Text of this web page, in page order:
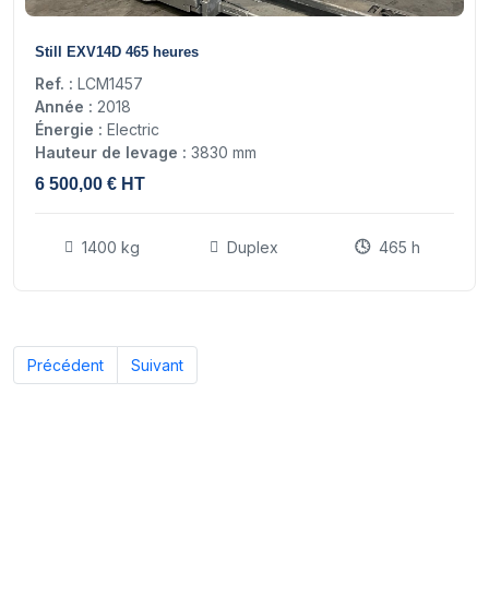
Still EXV14D 465 heures
Ref. : LCM1457
Année : 2018
Énergie : Electric
Hauteur de levage : 3830 mm
6 500,00 € HT
1400 kg Duplex 465 h
Précédent Suivant